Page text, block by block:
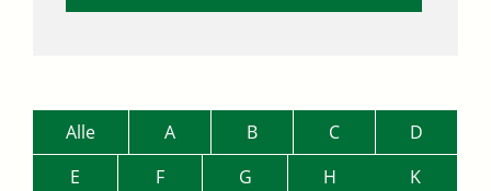
Alle A B C
D
E
F G H
K